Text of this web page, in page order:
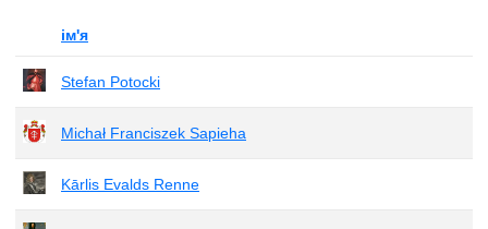
ім'я
Stefan Potocki
Michał Franciszek Sapieha
Kārlis Evalds Renne